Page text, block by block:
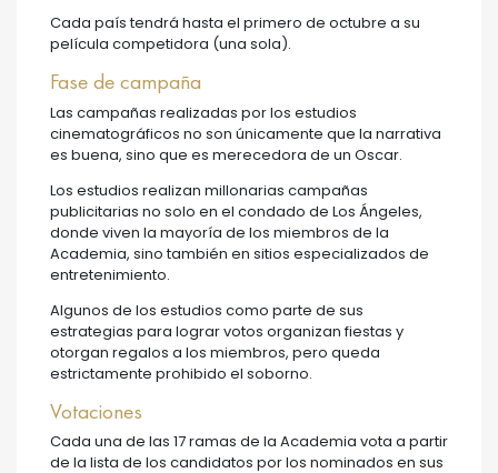
Cada país tendrá hasta el primero de octubre a su
película competidora (una sola).
Fase de campaña
Las campañas realizadas por los estudios
cinematográficos no son únicamente que la narrativa
es buena, sino que es merecedora de un Oscar.
Los estudios realizan millonarias campañas
publicitarias no solo en el condado de Los Ángeles,
donde viven la mayoría de los miembros de la
Academia, sino también en sitios especializados de
entretenimiento.
Algunos de los estudios como parte de sus
estrategias para lograr votos organizan fiestas y
otorgan regalos a los miembros, pero queda
estrictamente prohibido el soborno.
Votaciones
Cada una de las 17 ramas de la Academia vota a partir
de la lista de los candidatos por los nominados en sus